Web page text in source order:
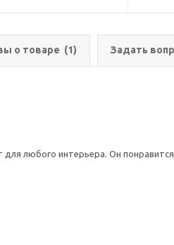
о товаре (1) Задать
любого интерьера. Он